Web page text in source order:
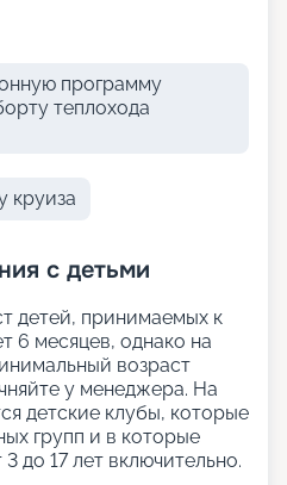
программу
теплохода
круиза
с детьми
детей, принимаемых к
6 месяцев, однако на
возраст
у менеджера. На
детские клубы, которые
групп и в которые
до 17 лет включительно.